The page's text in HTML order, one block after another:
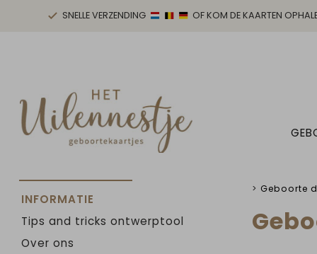
SNELLE VERZENDING OF KOM DE KAARTEN
INFORMATIE
Tips and tricks ontwerptool
Over ons
> Geboorte